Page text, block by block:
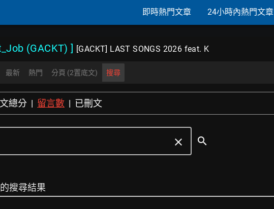
即時熱門文章 24小時內熱門文章
(GACKT) ] [GACKT] LAST SONGS 2026 feat. K
最新 熱門 分頁 (2置底文) 搜尋
總分 | 留言數 | 已刪文
clear search
搜尋結果